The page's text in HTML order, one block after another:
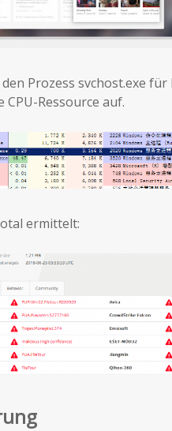
Prozess svchost.exe
CPU-Ressource auf.
ermittelt: